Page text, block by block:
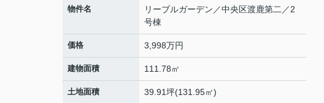
物件名
リーブルガーデン／中央区渡鹿第二／2
号棟
価格 3,998万円
建物面積 111.78㎡
土地面積 39.91坪(131.95㎡)